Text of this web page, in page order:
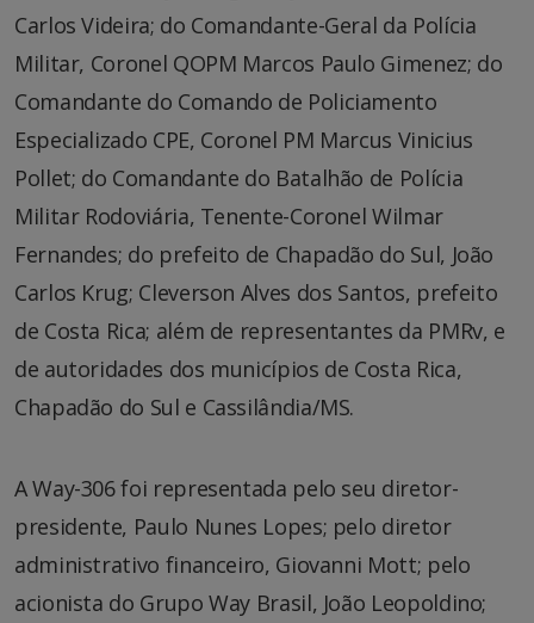
Carlos Videira; do Comandante-Geral da Polícia
Militar, Coronel QOPM Marcos Paulo Gimenez; do
Comandante do Comando de Policiamento
Especializado CPE, Coronel PM Marcus Vinicius
Pollet; do Comandante do Batalhão de Polícia
Militar Rodoviária, Tenente-Coronel Wilmar
Fernandes; do prefeito de Chapadão do Sul, João
Carlos Krug; Cleverson Alves dos Santos, prefeito
de Costa Rica; além de representantes da PMRv, e
de autoridades dos municípios de Costa Rica,
Chapadão do Sul e Cassilândia/MS.
A Way-306 foi representada pelo seu diretor-
presidente, Paulo Nunes Lopes; pelo diretor
administrativo financeiro, Giovanni Mott; pelo
acionista do Grupo Way Brasil, João Leopoldino;